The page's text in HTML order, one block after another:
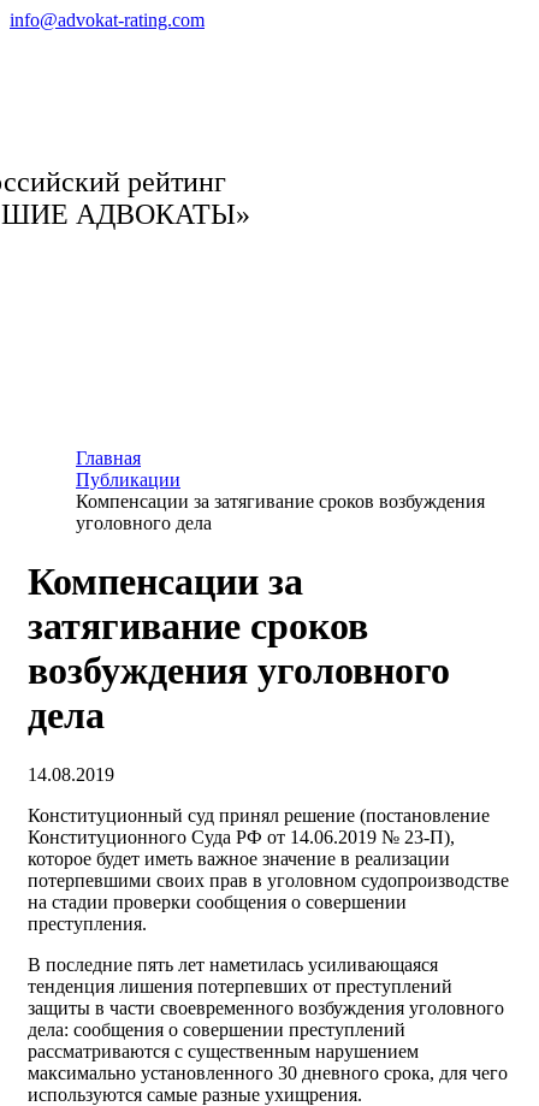
info@advokat-rating.com
рейтинг
АДВОКАТЫ»
Главная
Публикации
Компенсации за затягивание сроков возбуждения
уголовного дела
Компенсации за
затягивание сроков
возбуждения уголовного
дела
14.08.2019
Конституционный суд принял решение (постановление
Конституционного Суда РФ от 14.06.2019 № 23-П),
которое будет иметь важное значение в реализации
потерпевшими своих прав в уголовном судопроизводстве
на стадии проверки сообщения о совершении
преступления.
В последние пять лет наметилась усиливающаяся
тенденция лишения потерпевших от преступлений
защиты в части своевременного возбуждения уголовного
дела: сообщения о совершении преступлений
рассматриваются с существенным нарушением
максимально установленного 30 дневного срока, для чего
используются самые разные ухищрения.